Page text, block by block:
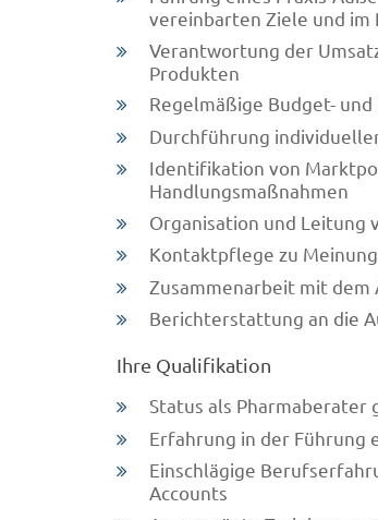
vereinbarten Ziele und
Verantwortung der
Produkten
Regelmäßige Budget-
Durchführung
Identifikation von
Handlungsmaßnahmen
Organisation und Leitung
Kontaktpflege zu
Zusammenarbeit mit
Berichterstattung an die
Ihre Qualifikation
Status als Pharmaberater
Erfahrung in der Führung
Einschlägige
Accounts